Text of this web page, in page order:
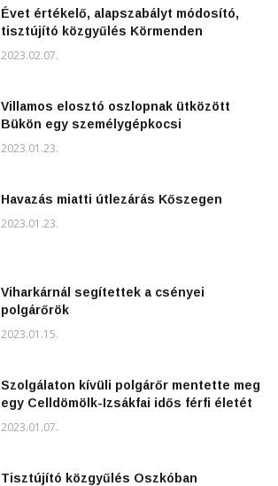
Évet értékelő, alapszabályt módosító,
tisztújító közgyűlés Körmenden
2023.02.07.
Villamos elosztó oszlopnak ütközött
Bükön egy személygépkocsi
2023.01.23.
Havazás miatti útlezárás Kőszegen
2023.01.23.
Viharkárnál segítettek a csényei
polgárőrök
2023.01.15.
Szolgálaton kívüli polgárőr mentette meg
egy Celldömölk-Izsákfai idős férfi életét
2023.01.07.
Tisztújító közgyűlés Oszkóban